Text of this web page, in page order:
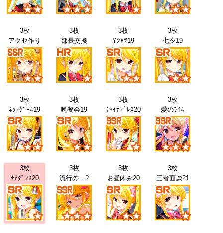
3枚
アクセ作り
3枚
部長交換
3枚
Yｼｬﾂ19
3枚
七夕19
3枚
ﾈｯﾄｹﾞｰﾑ19
3枚
晩餐会19
3枚
ﾁｬｲﾅﾄﾞﾚｽ20
3枚
愛のﾗｲﾑ
3枚
ﾁｱﾀﾞﾝｽ20
3枚
流行の…?
3枚
お昼休み20
3枚
三者面談21